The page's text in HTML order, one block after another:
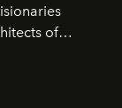
of
in luxury,